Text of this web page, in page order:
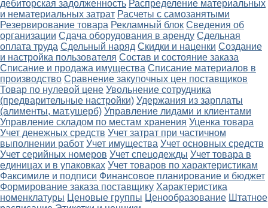
дебиторская задолженность Распределение материальных
и нематериальных затрат Расчеты с самозанятыми
Резервирование товара Рекламный блок Сведения об
организации Сдача оборудования в аренду Сдельная
оплата труда Сдельный наряд Скидки и наценки Создание
и настройка пользователя Состав и состояние заказа
Списание и продажа имущества Списание материалов в
производство Сравнение закупочных цен поставщиков
Товар по нулевой цене Увольнение сотрудника
(предварительные настройки) Удержания из зарплаты
(алименты, мат.ущерб) Управление лидами и клиентами
Управление складом по местам хранения Уценка товара
Учет денежных средств Учет затрат при частичном
выполнении работ Учет имущества Учет основных средств
Учет серийных номеров Учет спецодежды Учет товара в
единицах и в упаковках Учет товаров по характеристикам
Факсимиле и подписи Финансовое планирование и бюджет
Формирование заказа поставщику Характеристика
номенклатуры Ценовые группы Ценообразование Штатное